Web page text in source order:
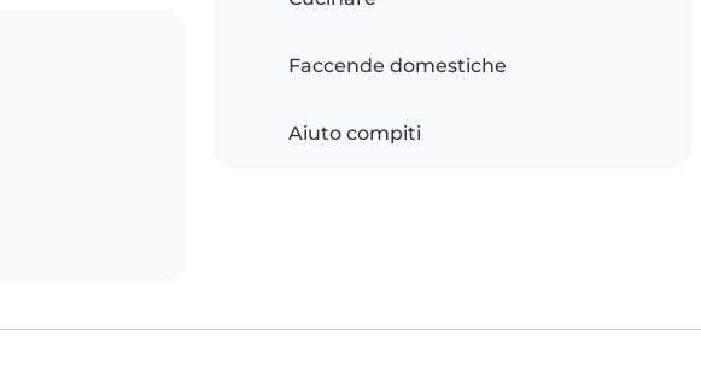
Faccende domestiche
Aiuto compiti